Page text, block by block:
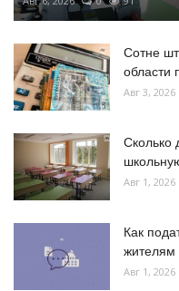
Сотне
области
Авг 3, 2026
Сколько
Авг 1, 2026
Как
жителям
Авг 1, 2026